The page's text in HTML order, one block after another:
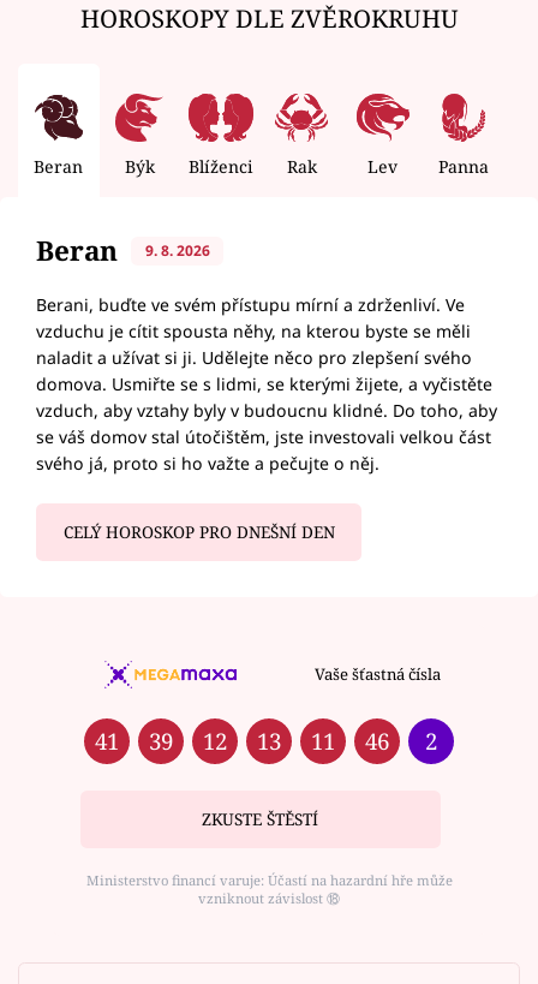
HOROSKOPY DLE ZVĚROKRUHU
Beran Býk Blíženci Rak Lev Panna
Beran 9. 8. 2026
Berani, buďte ve svém přístupu mírní a zdrženliví. Ve
vzduchu je cítit spousta něhy, na kterou byste se měli
naladit a užívat si ji. Udělejte něco pro zlepšení svého
domova. Usmiřte se s lidmi, se kterými žijete, a vyčistěte
vzduch, aby vztahy byly v budoucnu klidné. Do toho, aby
se váš domov stal útočištěm, jste investovali velkou část
svého já, proto si ho važte a pečujte o něj.
CELÝ HOROSKOP PRO DNEŠNÍ DEN
Vaše šťastná čísla
41 39 12 13 11 46 2
ZKUSTE ŠTĚSTÍ
Ministerstvo financí varuje: Účastí na hazardní hře může
vzniknout závislost ⑱